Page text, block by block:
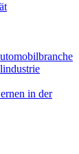
in der